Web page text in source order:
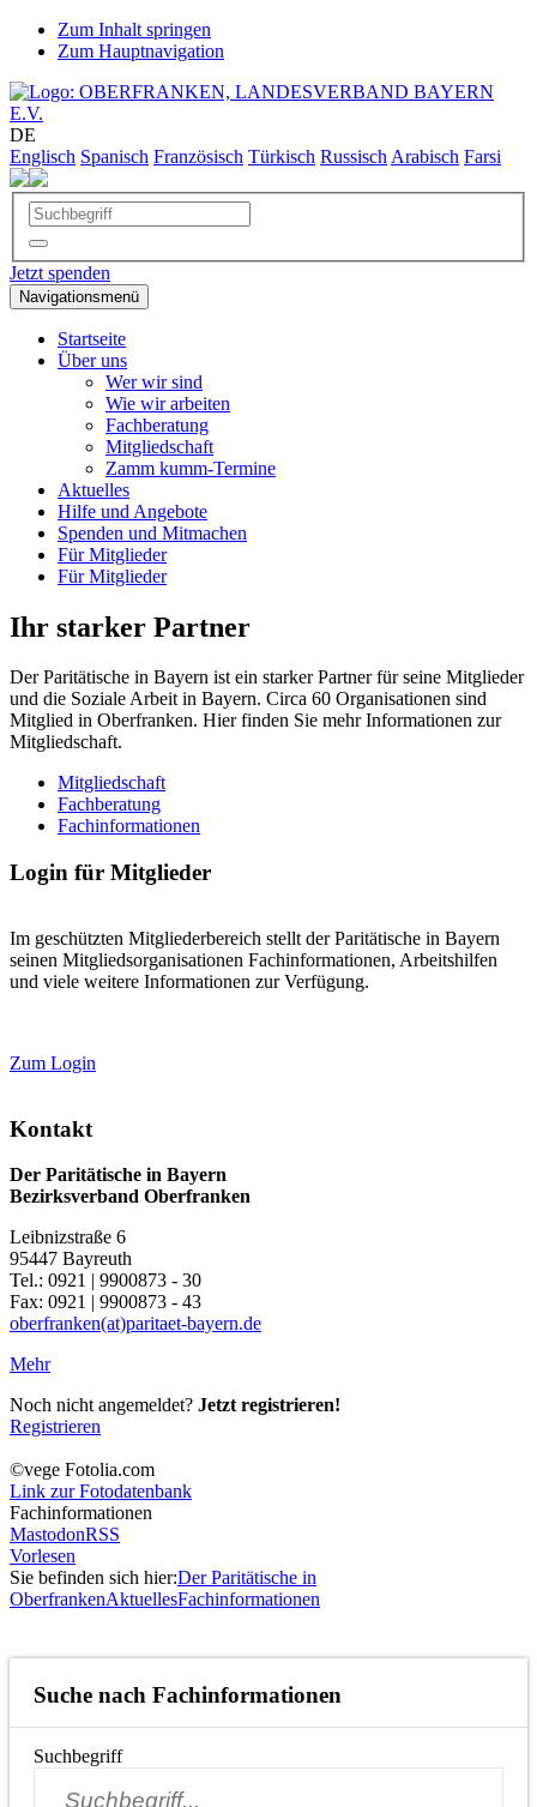
Zum Inhalt springen
Zum Hauptnavigation
DE
Englisch Spanisch Französisch Türkisch Russisch Arabisch Farsi
Jetzt spenden
Navigationsmenü
Startseite
Über uns
Wer wir sind
Wie wir arbeiten
Fachberatung
Mitgliedschaft
Zamm kumm-Termine
Aktuelles
Hilfe und Angebote
Spenden und Mitmachen
Für Mitglieder
Für Mitglieder
Ihr starker Partner
Der Paritätische in Bayern ist ein starker Partner für seine Mitglieder
und die Soziale Arbeit in Bayern. Circa 60 Organisationen sind
Mitglied in Oberfranken. Hier finden Sie mehr Informationen zur
Mitgliedschaft.
Mitgliedschaft
Fachberatung
Fachinformationen
Login für Mitglieder
Im geschützten Mitgliederbereich stellt der Paritätische in Bayern
seinen Mitgliedsorganisationen Fachinformationen, Arbeitshilfen
und viele weitere Informationen zur Verfügung.
Zum Login
Kontakt
Der Paritätische in Bayern
Bezirksverband Oberfranken
Leibnizstraße 6
95447 Bayreuth
Tel.: 0921 | 9900873 - 30
Fax: 0921 | 9900873 - 43
oberfranken(at)paritaet-bayern.de
Mehr
Noch nicht angemeldet? Jetzt registrieren!
Registrieren
©vege Fotolia.com
Link zur Fotodatenbank
Fachinformationen
MastodonRSS
Vorlesen
Sie befinden sich hier:Der Paritätische in
OberfrankenAktuellesFachinformationen
Suche nach Fachinformationen
Suchbegriff